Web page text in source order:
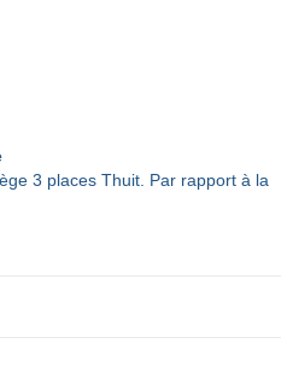
3 places Thuit. Par rapport à la